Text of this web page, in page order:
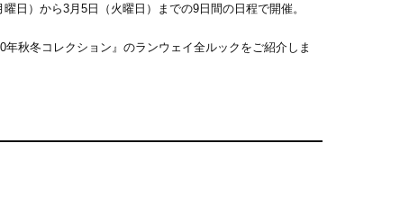
日）から3月5日（火曜日）までの9日間の日程で開催。
秋冬コレクション』のランウェイ全ルックをご紹介しま